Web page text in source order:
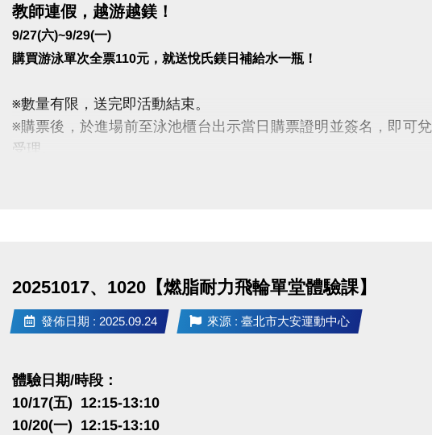
教師連假，越游越鎂！
9/27(六)~9/29(一)
購買游泳單次全票110元，就送悅氏鎂日補給水一瓶！
※數量有限，送完即活動結束。
※購票後，於進場前至泳池櫃台出示當日購票證明並簽名，即可
受理。
★點我看FB留言抽獎活動(開啟新視窗)★
20251017、1020【燃脂耐力飛輪單堂體驗課】
發佈日期 : 2025.09.24 來源 : 臺北市大安運動中心
體驗日期/時段：
10/17(五) 12:15-13:10
10/20(一) 12:15-13:10